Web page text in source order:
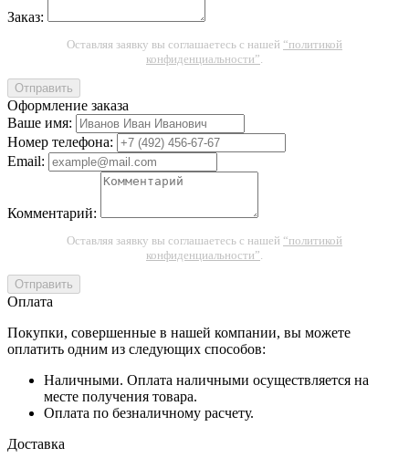
Заказ:
Оставляя заявку вы соглашаетесь с нашей “политикой
конфиденциальности”.
Отправить
Оформление заказа
Ваше имя:
Номер телефона:
Email:
Комментарий:
Оставляя заявку вы соглашаетесь с нашей “политикой
конфиденциальности”.
Отправить
Оплата
Покупки, совершенные в нашей компании, вы можете
оплатить одним из следующих способов:
Наличными. Оплата наличными осуществляется на
месте получения товара.
Оплата по безналичному расчету.
Доставка